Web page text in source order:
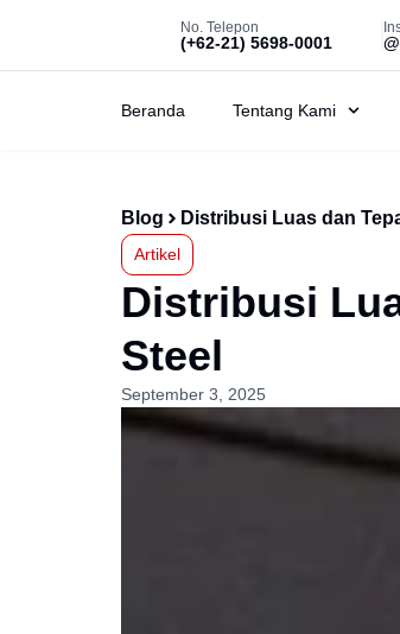
No. Telepon
(+62-21) 5698-0001
Beranda Tentang Kami
Blog Distribusi Luas dan
Artikel
Distribusi
Steel
September 3, 2025